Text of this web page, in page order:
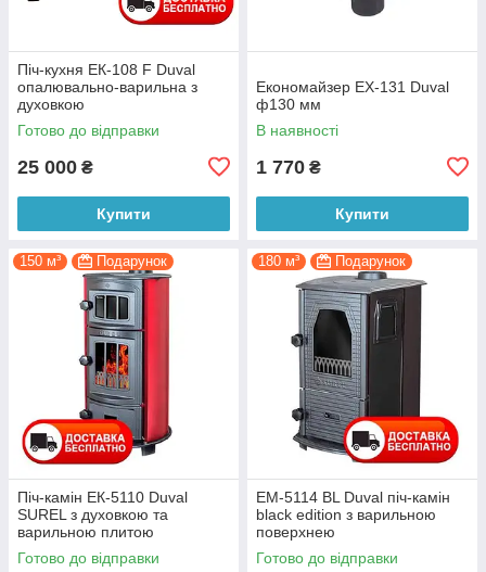
Піч-кухня EК-108 F Duval
опалювально-варильна з
духовкою
Готово до відправки
25 000 ₴
Купити
Економайзер EX-131 Duval
ф130 мм
В наявності
1 770 ₴
Купити
150 м³ Подарунок
Піч-камін ЕК-5110 Duval
SUREL з духовкою та
варильною плитою
Готово до відправки
180 м³ Подарунок
EM-5114 BL Duval піч-камін
black edition з варильною
поверхнею
Готово до відправки